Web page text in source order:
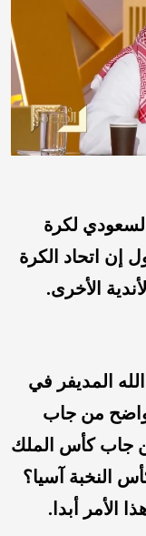
لكرة
إن اتحاد الكرة
الأخرى.
المديفر في
واضح من جاب
من جاب كأس الملك
النخبة آسيا؟
الأمر أبدا.